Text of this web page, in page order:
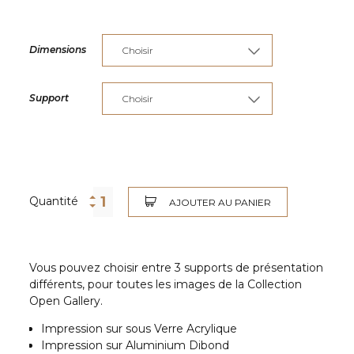
Dimensions
Support
Quantité AJOUTER AU PANIER
Vous pouvez choisir entre 3 supports de présentation
différents, pour toutes les images de la Collection
Open Gallery.
Impression sur sous Verre Acrylique
Impression sur Aluminium Dibond